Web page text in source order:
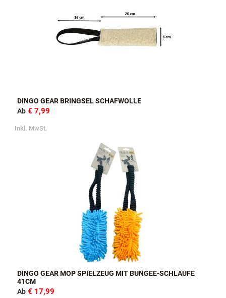
DINGO GEAR BRINGSEL SCHAFWOLLE
Ab € 7,99
Inkl. MwSt.
DINGO GEAR MOP SPIELZEUG MIT BUNGEE-SCHLAUFE
41CM
Ab € 17,99